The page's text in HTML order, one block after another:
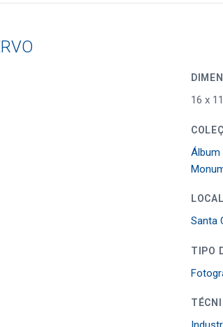
16 x
Santa
TIPO